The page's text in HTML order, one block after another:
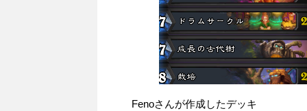
Fenoさんが作成したデッキ